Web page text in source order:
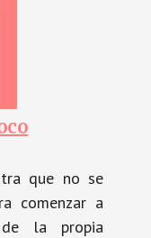
que no se
comenzar a
la propia